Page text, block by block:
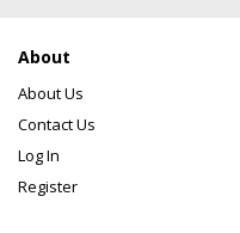
About
About Us
Contact Us
Log In
Register